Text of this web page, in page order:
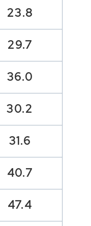
23.8
29.7
36.0
30.2
31.6
40.7
47.4